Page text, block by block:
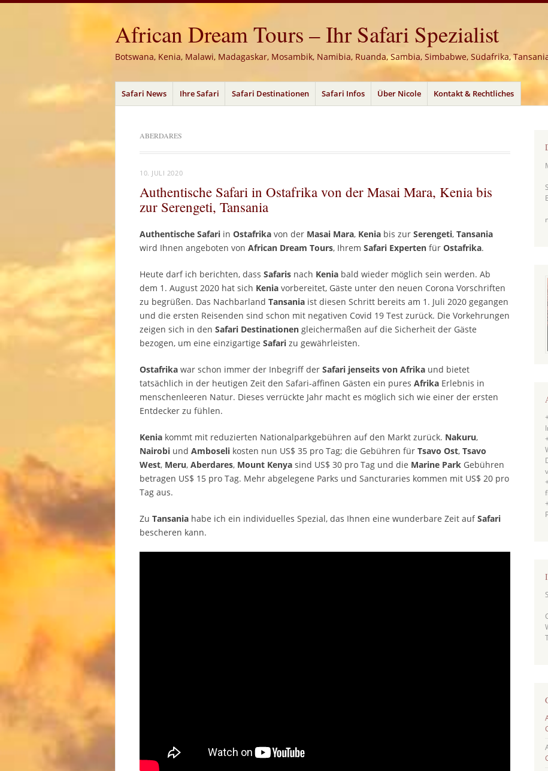
African Dream Tours – Ihr Safari Spezialist
Botswana, Kenia, Malawi, Madagaskar, Mosambik, Namibia, Ruanda, Sambia, Simbabwe, Südafrika,
Menü
Zum
Inhalt
Safari News Ihre Safari Safari Destinationen Safari Infos Über Nicole Kontakt & Rechtliches
ABERDARES
10. JULI 2020
Authentische Safari in Ostafrika von der Masai Mara, Kenia bis
zur Serengeti, Tansania
Authentische Safari in Ostafrika von der Masai Mara, Kenia bis zur Serengeti, Tansania
wird Ihnen angeboten von African Dream Tours, Ihrem Safari Experten für Ostafrika.
Heute darf ich berichten, dass Safaris nach Kenia bald wieder möglich sein werden. Ab
dem 1. August 2020 hat sich Kenia vorbereitet, Gäste unter den neuen Corona Vorschriften
zu begrüßen. Das Nachbarland Tansania ist diesen Schritt bereits am 1. Juli 2020 gegangen
und die ersten Reisenden sind schon mit negativen Covid 19 Test zurück. Die Vorkehrungen
zeigen sich in den Safari Destinationen gleichermaßen auf die Sicherheit der Gäste
bezogen, um eine einzigartige Safari zu gewährleisten.
Ostafrika war schon immer der Inbegriff der Safari jenseits von Afrika und bietet
tatsächlich in der heutigen Zeit den Safari-affinen Gästen ein pures Afrika Erlebnis in
menschenleeren Natur. Dieses verrückte Jahr macht es möglich sich wie einer der ersten
Entdecker zu fühlen.
Kenia kommt mit reduzierten Nationalparkgebühren auf den Markt zurück. Nakuru,
Nairobi und Amboseli kosten nun US$ 35 pro Tag; die Gebühren für Tsavo Ost, Tsavo
West, Meru, Aberdares, Mount Kenya sind US$ 30 pro Tag und die Marine Park Gebühren
betragen US$ 15 pro Tag. Mehr abgelegene Parks und Sancturaries kommen mit US$ 20 pro
Tag aus.
Zu Tansania habe ich ein individuelles Spezial, das Ihnen eine wunderbare Zeit aufSafari
bescheren kann.